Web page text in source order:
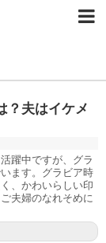
？夫はイケメ
躍中ですが、グラ
ます。グラビア時
、かわいらしい印
夫婦のなれそめに